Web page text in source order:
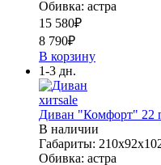
Обивка: астра
15 580₽
8 790₽
В корзину
1-3 дн.
хитsale
Диван "Комфорт" 22
В наличии
Габариты:
Обивка: астра